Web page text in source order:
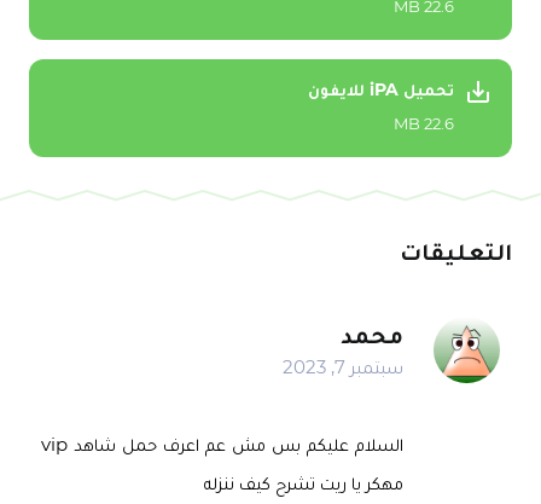
22.6 MB
تحميل iPA للايفون
22.6 MB
التعليقات
محمد
سبتمبر 7, 2023
السلام عليكم بس مش عم اعرف حمل شاهد vip
مهكر يا ريت تشرح كيف ننزله